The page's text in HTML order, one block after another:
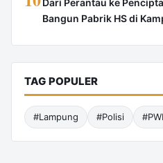
Dari Perantau ke
Bangun Pabrik HS di
TAG POPULER
#Lampung #Polisi #PWI